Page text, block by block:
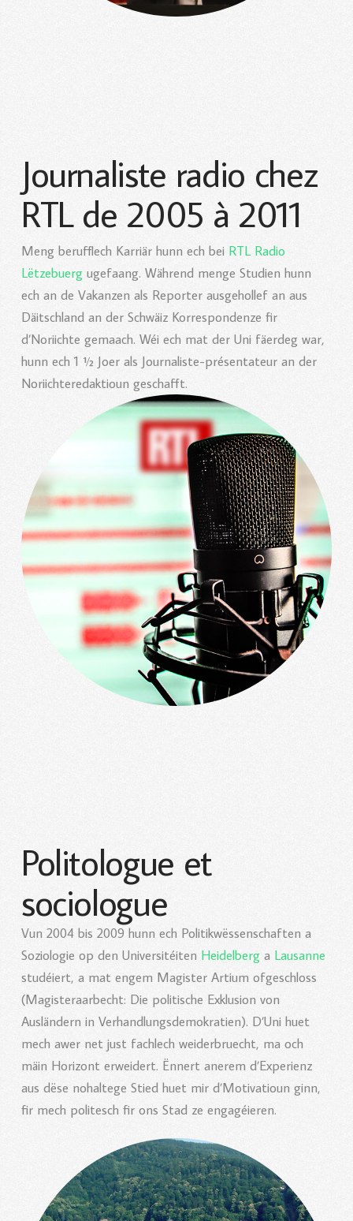
Journaliste radio chez
RTL de 2005 à 2011
Meng berufflech Karriär hunn ech bei RTL Radio
Lëtzebuergugefaang. Während menge Studien hunn
ech an de Vakanzen als Reporter ausgehollef an aus
Däitschland an der Schwäiz Korrespondenze fir
d’Noriichte gemaach. Wéi ech mat der Uni fäerdeg war,
hunn ech 1 ½ Joer als Journaliste-présentateur an der
Noriichteredaktioun geschafft.
Politologue et
sociologue
Vun 2004 bis 2009 hunn ech Politikwëssenschaften a
Soziologie op den Universitéiten Heidelberga Lausanne
studéiert, a mat engem Magister Artium ofgeschloss
(Magisteraarbecht: Die politische Exklusion von
Ausländern in Verhandlungsdemokratien). D’Uni huet
mech awer net just fachlech weiderbruecht, ma och
mäin Horizont erweidert. Ënnert anerem d’Experienz
aus dëse nohaltege Stied huet mir d’Motivatioun ginn,
fir mech politesch fir ons Stad ze engagéieren.